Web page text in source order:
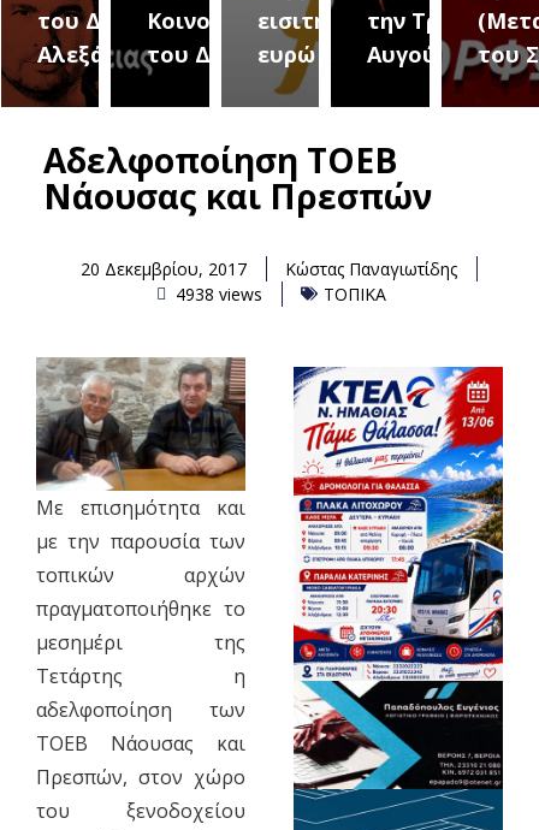
του Δήμου
Αλεξάνδρειας
Κοινοτήτων
του Δήμου
εισιτήριο 2
ευρώ
την Τρίτη 18
Αυγούστουτου
Αδελφοποίηση ΤΟΕΒ
Νάουσας και Πρεσπών
20 Δεκεμβρίου, 2017
Κώστας Παναγιωτίδης
4938 views
ΤΟΠΙΚΑ
Με επισημότητα και
με την παρουσία των
τοπικών αρχών
πραγματοποιήθηκε το
μεσημέρι της
Τετάρτης η
αδελφοποίηση των
ΤΟΕΒ Νάουσας και
Πρεσπών, στον χώρο
του ξενοδοχείου